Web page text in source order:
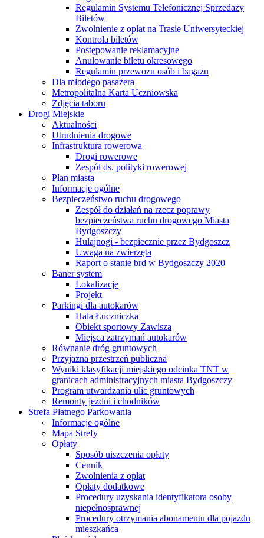
Regulamin Systemu Telefonicznej Sprzedaży
Biletów
Zwolnienie z opłat na Trasie Uniwersyteckiej
Kontrola biletów
Postępowanie reklamacyjne
Anulowanie biletu okresowego
Regulamin przewozu osób i bagażu
Dla młodego pasażera
Metropolitalna Karta Uczniowska
Zdjęcia taboru
Drogi Miejskie
Aktualności
Utrudnienia drogowe
Infrastruktura rowerowa
Drogi rowerowe
Zespół ds. polityki rowerowej
Plan miasta
Informacje ogólne
Bezpieczeństwo ruchu drogowego
Zespół do działań na rzecz poprawy
bezpieczeństwa ruchu drogowego Miasta
Bydgoszczy
Hulajnogi - bezpiecznie przez Bydgoszcz
Uwaga na zwierzęta
Raport o stanie brd w Bydgoszczy 2020
Baner system
Lokalizacje
Projekt
Parkingi dla autokarów
Hala Łuczniczka
Obiekt sportowy Zawisza
Miejsca zatrzymań autokarów
Równanie dróg gruntowych
Przyjazna przestrzeń publiczna
Wyniki klasyfikacji miejskiego odcinka TNT w
granicach administracyjnych miasta Bydgoszczy
Program utwardzania ulic gruntowych
Remonty jezdni i chodników
Strefa Płatnego Parkowania
Informacje ogólne
Mapa Strefy
Opłaty
Sposób uiszczenia opłaty
Cennik
Zwolnienia z opłat
Opłaty dodatkowe
Procedury uzyskania identyfikatora osoby
niepełnosprawnej
Procedury otrzymania abonamentu dla pojazdu
mieszkańca